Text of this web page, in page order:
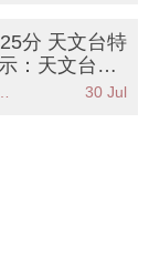
25分 天文台特
：天文台發
告市民應立
措施
30 Jul